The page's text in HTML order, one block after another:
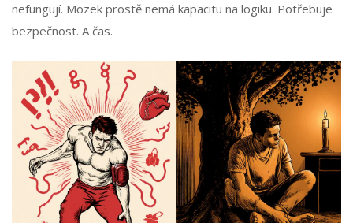
nefungují. Mozek prostě nemá kapacitu na logiku. Potřebuje
bezpečnost. A čas.